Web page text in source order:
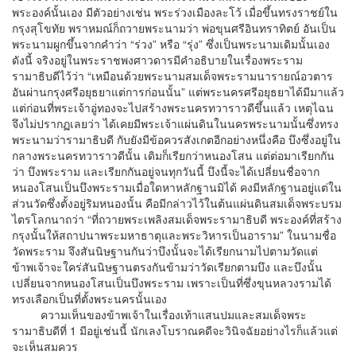
พระองค์นั้นเอง มีตัวอย่างเช่น พระร่วงเมืองละโว้ เมื่อขึ้นทรงราชย์ใน
กรุงสุโขทัย พราหมณ์ก็ถวายพระนามว่า พ่อขุนศรีอินทราทิตย์ อันเป็น
พระนามผูกขึ้นจากคำว่า “ร่วง” หรือ “รุ่ง” ซึ่งเป็นพระนามเดิมนั้นเอง
ดังนี้ จริงอยู่ในพระราชพงศาวดารมีคำอธิบายในเรื่องพระราม
รามาธิบดีไว้ว่า “เหมือนด้วยพระนามสมเด็จพระรามนารายณ์อวตาร
อันผ่านกรุงศรีอยุธยาแต่การก่อนนั้น” แต่พระนครศรีอยุธยาได้มีมาแล้ว
แต่ก่อนที่พระเจ้าอู่ทองจะไปสร้างพระนครทวาราวดีขึ้นแล้ว เหตุไฉน
จึงไม่ปรากฏเลยว่า ได้เคยมีพระเจ้าแผ่นดินในนครพระนามนั้นซึ่งทรง
พระนามว่ารามาธิบดี กับยังมีข้อควรสังเกตอีกอย่างหนึ่งคือ บึงซึ่งอยู่ใน
กลางพระนครทวาราวดีนั้น เดิมก็เรียกว่าหนองโสน แต่ต่อมาเรียกกัน
ว่า บึงพระราม และเรียกกันอยู่จนทุกวันนี้ บึงนี้จะได้เปลี่ยนชื่อจาก
หนองโสนเป็นบึงพระรามเมื่อใดหาหลักฐานมิได้ คงมีหลักฐานอยู่แต่ใน
ส่วนวัดซึ่งตั้งอยู่ริมหนองนั้น คือมีกล่าวไว้ในต้นแผ่นดินสมเด็จพระบรม
ไตรโลกนาถว่า “ที่ถวายพระเพลิงสมเด็จพระรามาธิบดี พระองค์ที่สร้าง
กรุงนั้นให้สถาปนาพระมหาธาตุและพระวิหารเป็นอาราม” ในนามชื่อ
วัดพระราม จึงสันนิษฐานกันว่าบึงนั้นจะได้เรียกนามไปตามวัดแต่
ข้าพเจ้าจะใคร่สันนิษฐานตรงกันข้ามว่าวัดเรียกตามบึง และบึงนั้น
เปลี่ยนจากหนองโสนเป็นบึงพระราม เพราะเป็นที่ซึ่งขุนหลวงรามได้
ทรงเลือกเป็นที่ตั้งพระนครนั้นเอง
ความเห็นของข้าพเจ้าในเรื่องเท้าแสนปมและสมเด็จพระ
รามาธิบดีที่ 1 มีอยู่เช่นนี้ นักเลงโบราณคดีจะวินิจฉัยอย่างไรก็แล้วแต่
จะเห็นสมควร